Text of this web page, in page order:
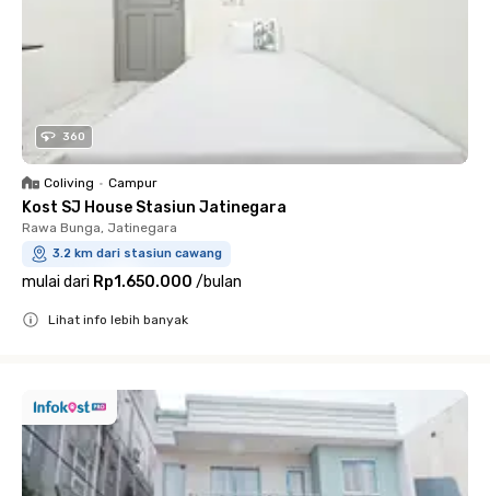
360
Coliving • Campur
Kost SJ House Stasiun Jatinegara
Rawa Bunga, Jatinegara
3.2 km dari stasiun cawang
mulai dari Rp1.650.000 /bulan
Lihat info lebih banyak